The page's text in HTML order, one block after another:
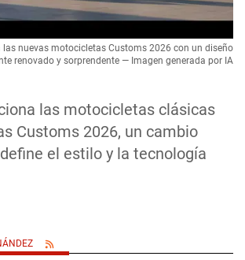
las motocicletas clásicas
Customs 2026, un cambio
el estilo y la tecnología
las nuevas motocicletas Customs 2026 con un diseño
renovado y sorprendente — Imagen generada por IA